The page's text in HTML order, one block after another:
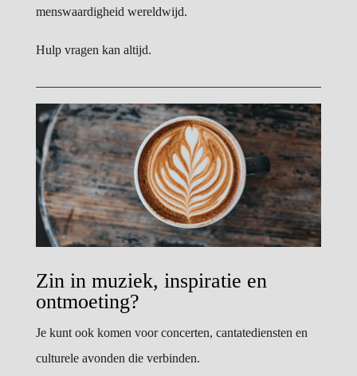
menswaardigheid wereldwijd.
Hulp vragen kan altijd.
Zin in muziek, inspiratie en
ontmoeting?
Je kunt ook komen voor concerten, cantatediensten en
culturele avonden die verbinden.